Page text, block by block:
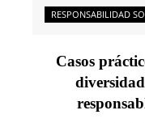
RESPONSABILIDAD
Casos